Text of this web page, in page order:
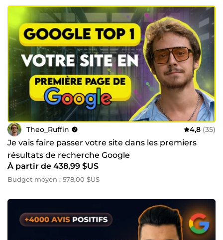
Theo_Ruffin 4,8 (35)
Je vais faire passer votre site dans les premiers
résultats de recherche Google
À partir de 438,99 $US
Budget moyen : 578,00 $US